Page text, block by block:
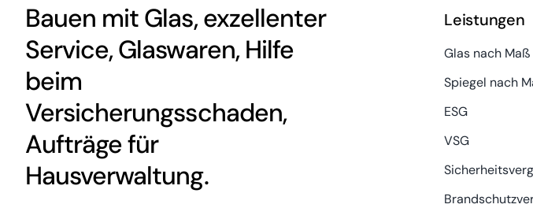
Bauen mit Glas, exzellenter
Service, Glaswaren, Hilfe
beim
Versicherungsschaden,
Aufträge für
Hausverwaltung.
Leistungen
Glas nach Maß
Spiegel nach
ESG
VSG